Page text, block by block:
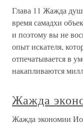
Глава 11 Жажда
время самадхи
и поэтому вы не
опыт искателя,
отпечатывается в
накапливаются
Жажда
Жажда экономии